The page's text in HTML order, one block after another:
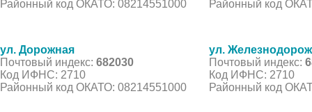
Районный код ОКАТО: 08214551000
Районный код
ул. Дорожная
Почтовый индекс: 682030
Код ИФНС: 2710
Районный код ОКАТО: 08214551000
ул.
Почтовый индекс:
Код ИФНС: 2710
Районный код